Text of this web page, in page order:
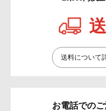
送料について
お電話での